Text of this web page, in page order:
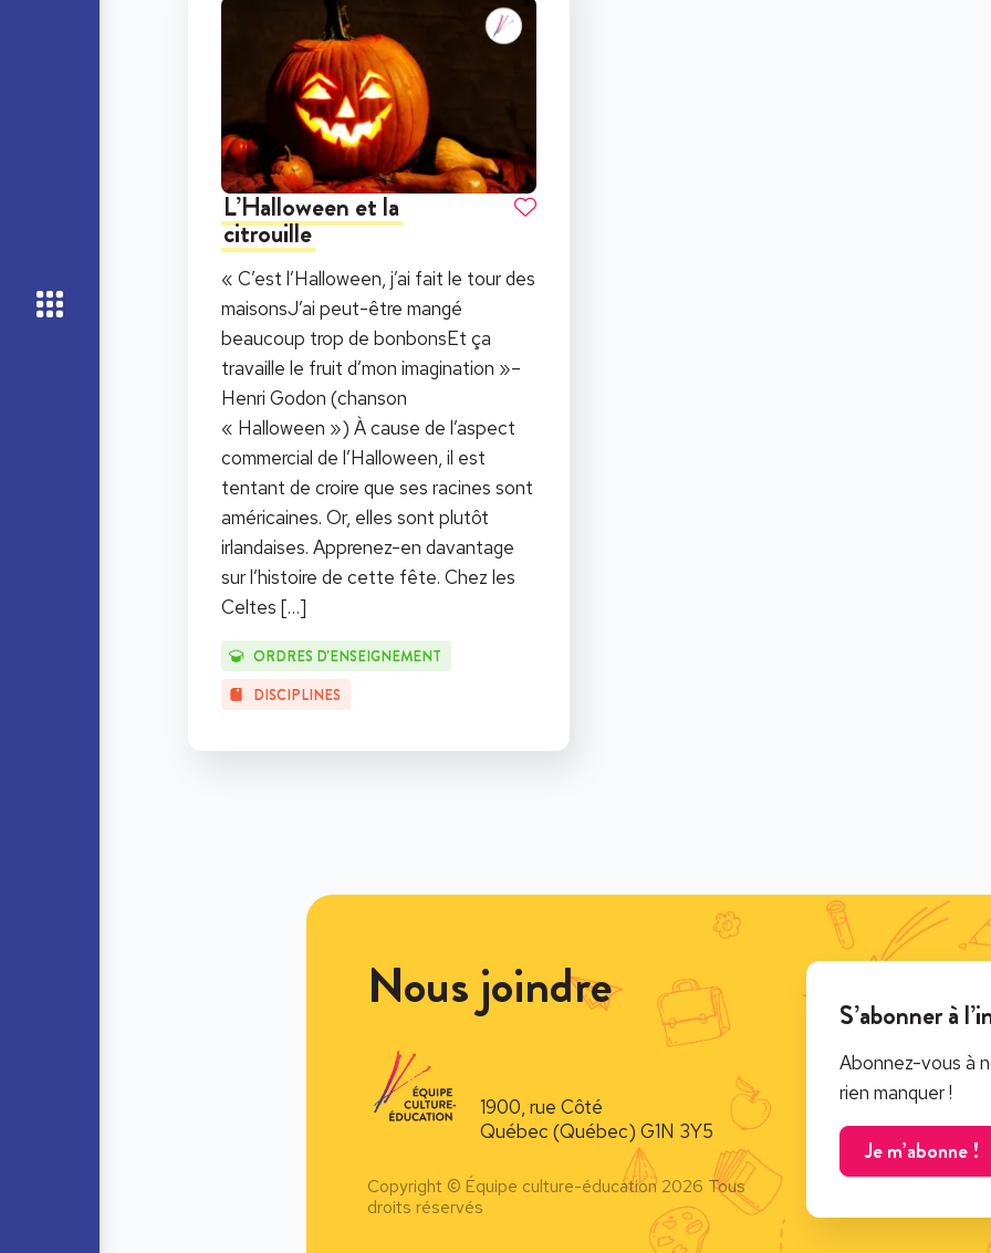
L’Halloween et la
citrouille
« C’est l’Halloween, j’ai fait le tour des
maisonsJ’ai peut-être mangé
beaucoup trop de bonbonsEt ça
travaille le fruit d’mon imagination »–
Henri Godon (chanson
« Halloween ») À cause de l’aspect
commercial de l’Halloween, il est
tentant de croire que ses racines sont
américaines. Or, elles sont plutôt
irlandaises. Apprenez-en davantage
sur l’histoire de cette fête. Chez les
Celtes […]
ORDRES D'ENSEIGNEMENT
DISCIPLINES
Nous joindre
1900, rue Côté
Québec (Québec) G1N 3Y5
Copyright © Équipe culture-éducation 2026 Tous
droits réservés
S’abonner à
Abonnez-vous à
rien manquer !
Je m’abonne !